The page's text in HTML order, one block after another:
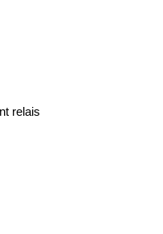
relais